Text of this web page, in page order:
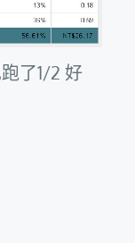
了1/2 好